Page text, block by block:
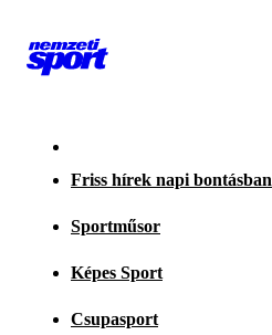
Friss hírek napi bontásban
Sportműsor
Képes Sport
Csupasport